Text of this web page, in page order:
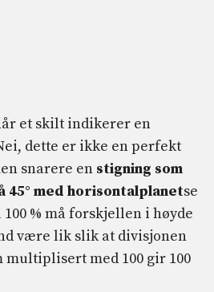
et skilt indikerer en
dette er ikke en perfekt
snarere en stigning som
45° med horisontalplanetse
% må forskjellen i høyde
være lik slik at divisjonen
multiplisert med 100 gir 100